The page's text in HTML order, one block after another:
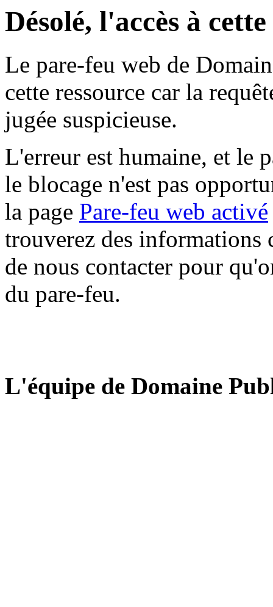
Désolé, l'accès à
Le pare-feu web de
cette ressource car la
jugée suspicieuse.
L'erreur est humaine, et le
le blocage n'est pas
la page Pare-feu web activé
trouverez des informations
de nous contacter pour
du pare-feu.
L'équipe de Domaine